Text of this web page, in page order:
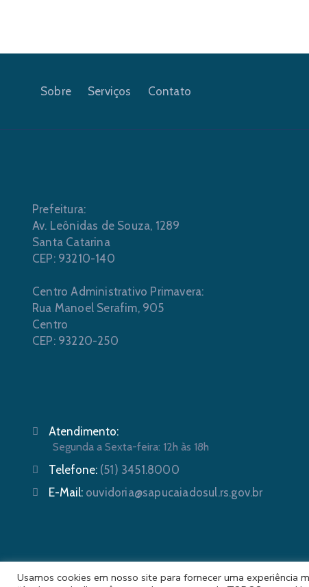
Sobre Serviços Contato
Prefeitura:
Av. Leônidas de Souza, 1289
Santa Catarina
CEP: 93210-140
Centro Administrativo Primavera:
Rua Manoel Serafim, 905
Centro
CEP: 93220-250
Atendimento:
Segunda a Sexta-feira: 12h às 18h
Telefone: (51) 3451.8000
E-Mail: ouvidoria@sapucaiadosul.rs.gov.br
Usamos cookies em nosso site para fornecer uma experiência